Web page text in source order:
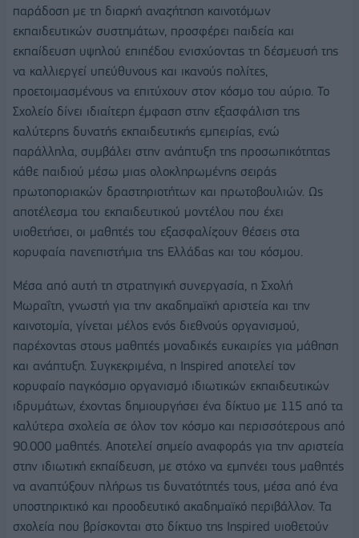
παράδοση με τη διαρκή αναζήτηση καινοτόμων
εκπαιδευτικών συστημάτων, προσφέρει παιδεία και
εκπαίδευση υψηλού επιπέδου ενισχύοντας τη δέσμευσή της
να καλλιεργεί υπεύθυνους και ικανούς πολίτες,
προετοιμασμένους να επιτύχουν στον κόσμο του αύριο. Το
Σχολείο δίνει ιδιαίτερη έμφαση στην εξασφάλιση της
καλύτερης δυνατής εκπαιδευτικής εμπειρίας, ενώ
παράλληλα, συμβάλει στην ανάπτυξη της προσωπικότητας
κάθε παιδιού μέσω μιας ολοκληρωμένης σειράς
πρωτοποριακών δραστηριοτήτων και πρωτοβουλιών. Ως
αποτέλεσμα του εκπαιδευτικού μοντέλου που έχει
υιοθετήσει, οι μαθητές του εξασφαλίζουν θέσεις στα
κορυφαία πανεπιστήμια της Ελλάδας και του κόσμου.
Μέσα από αυτή τη στρατηγική συνεργασία, η Σχολή
Μωραΐτη, γνωστή για την ακαδημαϊκή αριστεία και την
καινοτομία, γίνεται μέλος ενός διεθνούς οργανισμού,
παρέχοντας στους μαθητές μοναδικές ευκαιρίες για μάθηση
και ανάπτυξη. Συγκεκριμένα, η Inspired αποτελεί τον
κορυφαίο παγκόσμιο οργανισμό ιδιωτικών εκπαιδευτικών
ιδρυμάτων, έχοντας δημιουργήσει ένα δίκτυο με 115 από τα
καλύτερα σχολεία σε όλον τον κόσμο και περισσότερους από
90.000 μαθητές. Αποτελεί σημείο αναφοράς για την αριστεία
στην ιδιωτική εκπαίδευση, με στόχο να εμπνέει τους μαθητές
να αναπτύξουν πλήρως τις δυνατότητές τους, μέσα από ένα
υποστηρικτικό και προοδευτικό ακαδημαϊκό περιβάλλον. Τα
σχολεία που βρίσκονται στο δίκτυο της Inspired υιοθετούν